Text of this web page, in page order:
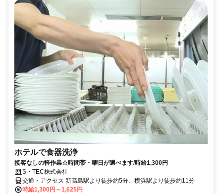
ホテルで食器洗浄
接客なしの軽作業☆時間帯・曜日が選べます/時給1,300円
S・TEC株式会社
交通・アクセス 新高島駅より徒歩約5分、横浜駅より徒歩約11分
時給1,300円～1,625円